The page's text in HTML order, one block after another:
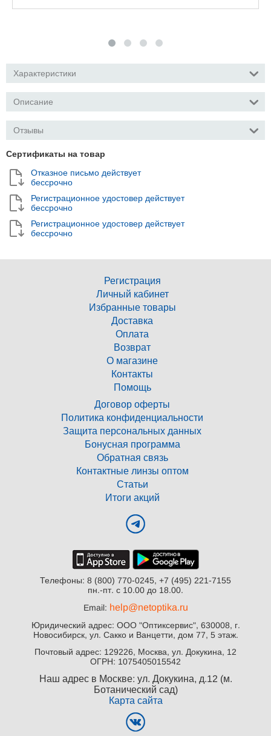
Характеристики
Описание
Отзывы
Сертификаты на товар
Отказное письмо действует
бессрочно
Регистрационное удостовер действует
бессрочно
Регистрационное удостовер действует
бессрочно
Регистрация
Личный кабинет
Избранные товары
Доставка
Оплата
Возврат
О магазине
Контакты
Помощь
Договор оферты
Политика конфиденциальности
Защита персональных данных
Бонусная программа
Обратная связь
Контактные линзы оптом
Статьи
Итоги акций
Телефоны: 8 (800) 770-0245, +7 (495) 221-7155
пн.-пт. с 10.00 до 18.00.
Email: help@netoptika.ru
Юридический адрес: ООО "Оптиксервис", 630008, г.
Новосибирск, ул. Сакко и Ванцетти, дом 77, 5 этаж.
Почтовый адрес: 129226, Москва, ул. Докукина, 12
ОГРН: 1075405015542
Наш адрес в Москве: ул. Докукина, д.12 (м.
Ботанический сад)
Карта сайта